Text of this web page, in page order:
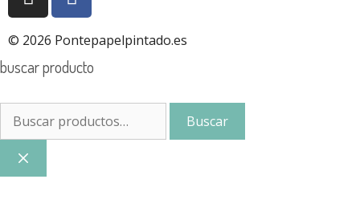
© 2026 Pontepapelpintado.es
buscar producto
Buscar